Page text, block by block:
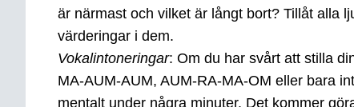
är närmast och vilket är långt bort? Tillåt alla
värderingar i dem.
Vokalintoneringar: Om du har svårt att stilla
MA-AUM-AUM, AUM-RA-MA-OM eller bara
mentalt under några minuter. Det kommer